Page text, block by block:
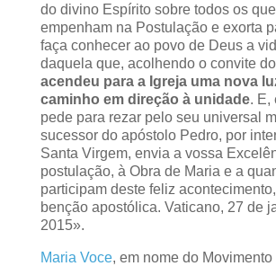
do divino Espírito sobre todos os
empenham na Postulação e exorta
faça conhecer ao povo de Deus a
daquela que, acolhendo o convite
acendeu para a Igreja uma nova
caminho em direção à unidade. E,
pede para rezar pelo seu universal
sucessor do apóstolo Pedro, por
Santa Virgem, envia a vossa
postulação, à Obra de Maria e a
participam deste feliz
benção apostólica. Vaticano, 27 de
2015».
Maria Voce, em nome do Movimento